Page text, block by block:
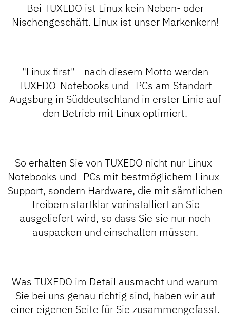
Bei TUXEDO ist Linux kein Neben- oder
Nischengeschäft. Linux ist unser Markenkern!
"Linux first" - nach diesem Motto werden
TUXEDO-Notebooks und -PCs am Standort
Augsburg in Süddeutschland in erster Linie auf
den Betrieb mit Linux optimiert.
So erhalten Sie von TUXEDO nicht nur Linux-
Notebooks und -PCs mit bestmöglichem Linux-
Support, sondern Hardware, die mit sämtlichen
Treibern startklar vorinstalliert an Sie
ausgeliefert wird, so dass Sie sie nur noch
auspacken und einschalten müssen.
Was TUXEDO im Detail ausmacht und warum
Sie bei uns genau richtig sind, haben wir auf
einer eigenen Seite für Sie zusammengefasst.